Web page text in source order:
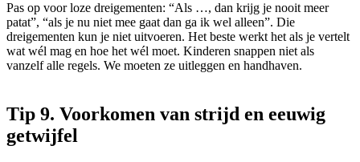
Pas op voor loze dreigementen: “Als …, dan krijg je nooit meer
patat”, “als je nu niet mee gaat dan ga ik wel alleen”. Die
dreigementen kun je niet uitvoeren. Het beste werkt het als je vertelt
wat wél mag en hoe het wél moet. Kinderen snappen niet als
vanzelf alle regels. We moeten ze uitleggen en handhaven.
Tip 9. Voorkomen van strijd en eeuwig
getwijfel